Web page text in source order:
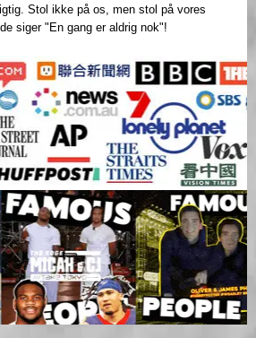
Stol ikke på os, men stol på vores
siger "En gang er aldrig nok"!